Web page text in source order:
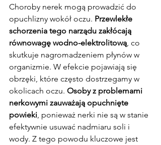
Choroby nerek mogą prowadzić do
opuchlizny wokół oczu. Przewlekłe
schorzenia tego narządu zakłócają
równowagę wodno-elektrolitową , co
skutkuje nagromadzeniem płynów w
organizmie. W efekcie pojawiają się
obrzęki, które często dostrzegamy w
okolicach oczu. Osoby z problemami
nerkowymi zauważają opuchnięte
powieki , ponieważ nerki nie są w stanie
efektywnie usuwać nadmiaru soli i
wody. Z tego powodu kluczowe jest